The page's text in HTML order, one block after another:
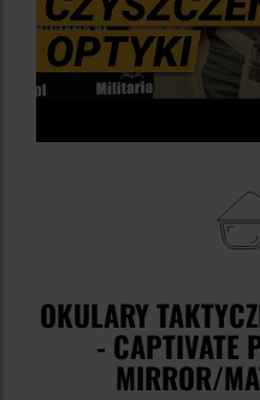
OKULARY
- CAPTIVATE
MIRROR/